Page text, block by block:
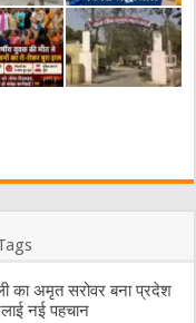
का अमृत सरोवर बना प्रदेश
नई पहचान